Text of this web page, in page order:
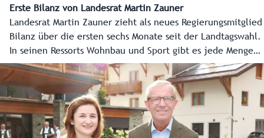
Erste Bilanz von Landesrat Martin Zauner
Landesrat Martin Zauner zieht als neues Regierungsmitglied
Bilanz über die ersten sechs Monate seit der Landtagswahl.
In seinen Ressorts Wohnbau und Sport gibt es jede Menge
zu tun, genau darauf geht er in diesem Studiogespräch mit
Chefredakteur Franz Wieser ein.